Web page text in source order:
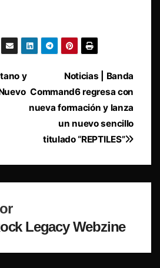
Noticias | Banda
Command6 regresa con
nueva formación y lanza
un nuevo sencillo
titulado “REPTILES”
y
Legacy Webzine